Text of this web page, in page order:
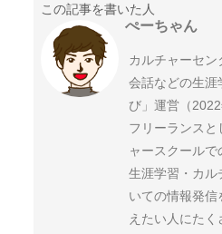
この記事を書いた人
ぺーちゃん
カルチャーセ
会話などの生涯
び」運営（2022
フリーランスと
ャースクールで
生涯学習・カル
いての情報発信
えたい人にた